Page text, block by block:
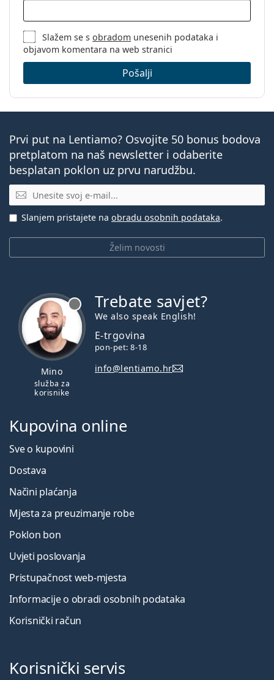
Slažem se sobradom unesenih podataka i
objavom komentara na web stranici
Pošalji
Prvi put na Lentiamo? Osvojite 50 bonus bodova
pretplatom na naš newsletter i odaberite
besplatan poklon uz prvu narudžbu.
E-mail
Želim novosti
Slanjem pristajete na obradu osobnih podataka.
Mino
služba za
korisnike
Trebate savjet?
We also speak English!
E-trgovina
pon-pet: 8-18
info@lentiamo.hr
Kupovina online
Sve o kupovini
Dostava
Načini plaćanja
Mjesta za preuzimanje robe
Poklon bon
Uvjeti poslovanja
Pristupačnost web-mjesta
Informacije o obradi osobnih podataka
Korisnički račun
Korisnički servis